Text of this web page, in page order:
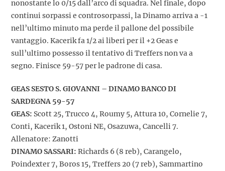
nonostante lo 0/15 dall’arco di squadra. Nel finale, dopo
continui sorpassi e controsorpassi, la Dinamo arriva a -1
nell’ultimo minuto ma perde il pallone del possibile
vantaggio. Kacerik fa 1/2 ai liberi per il +2 Geas e
sull’ultimo possesso il tentativo di Treffers non va a
segno. Finisce 59-57 per le padrone di casa.
GEAS SESTO S. GIOVANNI – DINAMO BANCO DI
SARDEGNA 59-57
GEAS: Scott 25, Trucco 4, Roumy 5, Attura 10, Cornelie 7,
Conti, Kacerik 1, Ostoni NE, Osazuwa, Cancelli 7.
Allenatore: Zanotti
DINAMO SASSARI: Richards 6 (8 reb), Carangelo,
Poindexter 7, Boros 15, Treffers 20 (7 reb), Sammartino